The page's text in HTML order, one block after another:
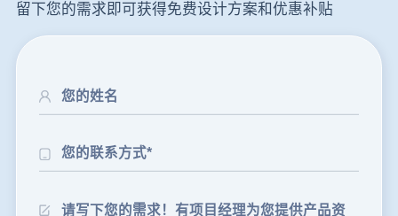
留下您的需求即可获得免费设计方案和优惠补贴
24分钟前 朱先生留言：制砂机3000吨一套多少钱？